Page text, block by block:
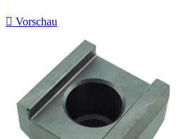
 Vorschau